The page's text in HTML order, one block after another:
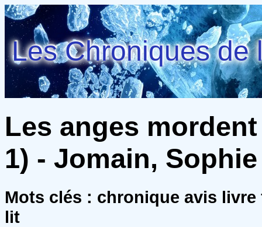
Les Chroniques de
Les anges
1) - Jomain, Sophie
Mots clés : chronique avis
lit